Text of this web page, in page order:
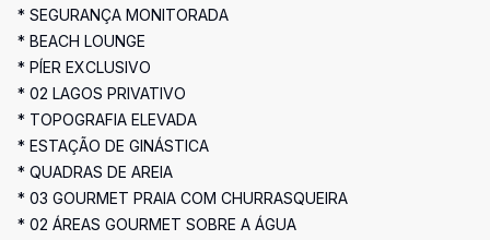
* SEGURANÇA MONITORADA
* BEACH LOUNGE
* PÍER EXCLUSIVO
* 02 LAGOS PRIVATIVO
* TOPOGRAFIA ELEVADA
* ESTAÇÃO DE GINÁSTICA
* QUADRAS DE AREIA
* 03 GOURMET PRAIA COM CHURRASQUEIRA
* 02 ÁREAS GOURMET SOBRE A ÁGUA